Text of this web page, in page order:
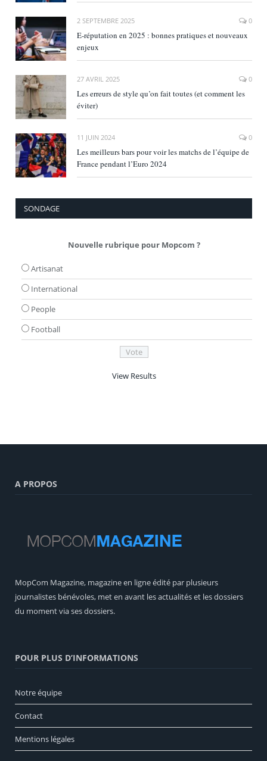
2 SEPTEMBRE 2025 0
E‑réputation en 2025 : bonnes pratiques et nouveaux
enjeux
27 AVRIL 2025 0
Les erreurs de style qu’on fait toutes (et comment les
éviter)
11 JUIN 2024 0
Les meilleurs bars pour voir les matchs de l’équipe de
France pendant l’Euro 2024
SONDAGE
Nouvelle rubrique pour Mopcom ?
Artisanat
International
People
Football
View Results
A PROPOS
MopCom Magazine, magazine en ligne édité par plusieurs
journalistes bénévoles, met en avant les actualités et les dossiers
du moment via ses dossiers.
POUR PLUS D’INFORMATIONS
Notre équipe
Contact
Mentions légales